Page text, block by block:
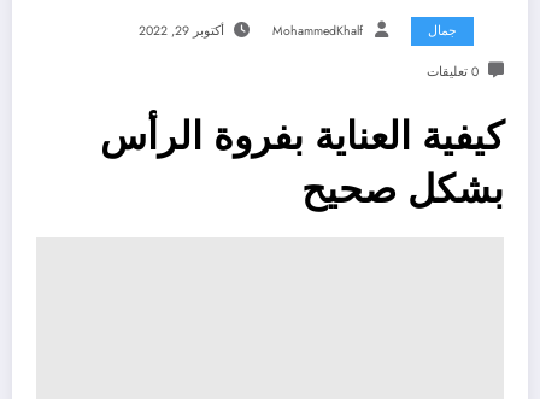
جمال MohammedKhalf أكتوبر 29, 2022
0 تعليقات
كيفية العناية بفروة الرأس
بشكل صحيح